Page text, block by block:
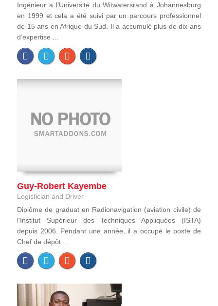
Ingénieur a l’Université du Witwatersrand à Johannesburg
en 1999 et cela a été suivi par un parcours professionnel
de 15 ans en Afrique du Sud. Il a accumulé plus de dix ans
d’expertise ...
Guy-Robert Kayembe
Logistician and Driver
Diplôme de graduat en Radionavigation (aviation civile) de
l'Institut Supérieur des Techniques Appliquées (ISTA)
depuis 2006. Pendant une année, il a occupé le poste de
Chef de dépôt ...